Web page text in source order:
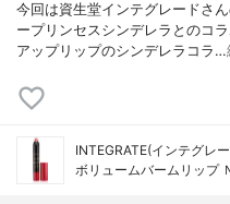
今回は資生堂インテグレードさ
ープリンセスシンデレラとのコ
アップリップのシンデレラコラ…
INTEGRATE(インテグレ
ボリュームバームリップ